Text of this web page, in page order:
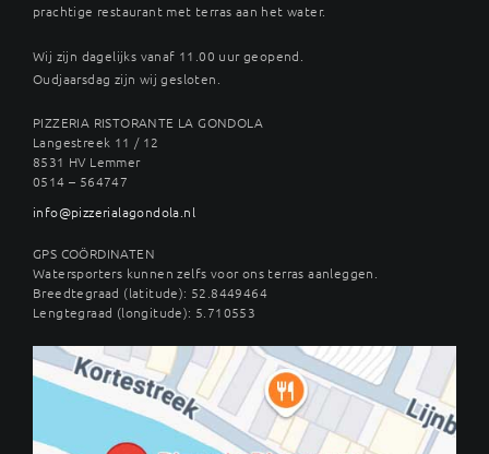
prachtige restaurant met terras aan het water.
Wij zijn dagelijks vanaf 11.00 uur geopend.
Oudjaarsdag zijn wij gesloten.
PIZZERIA RISTORANTE LA GONDOLA
Langestreek 11 / 12
8531 HV Lemmer
0514 – 564747
info@pizzerialagondola.nl
GPS COÖRDINATEN
Watersporters kunnen zelfs voor ons terras aanleggen.
Breedtegraad (latitude): 52.8449464
Lengtegraad (longitude): 5.710553